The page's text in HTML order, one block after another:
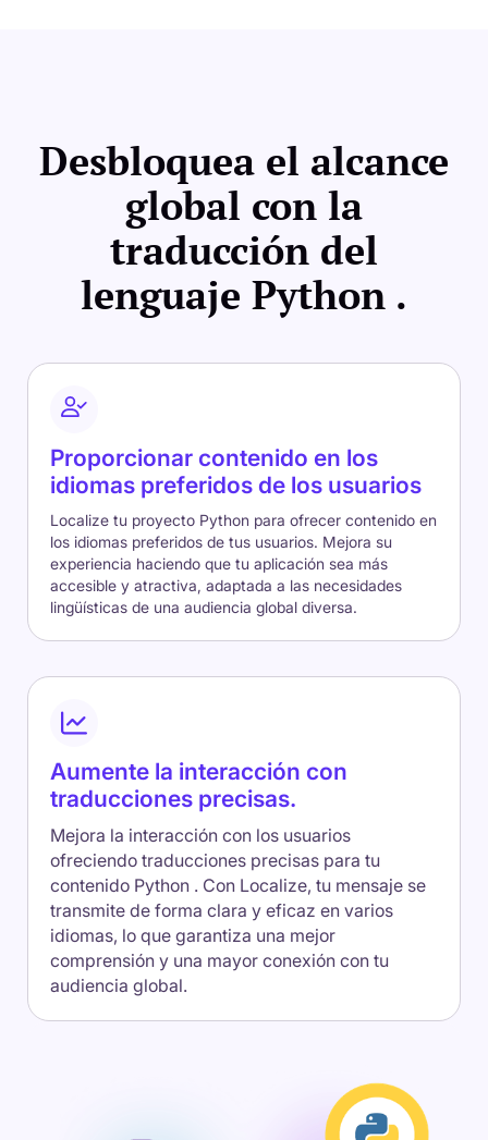
Desbloquea el alcance
global con la
traducción del
lenguaje Python .
Proporcionar contenido en los
idiomas preferidos de los usuarios
Localize tu proyecto Python para ofrecer contenido en
los idiomas preferidos de tus usuarios. Mejora su
experiencia haciendo que tu aplicación sea más
accesible y atractiva, adaptada a las necesidades
lingüísticas de una audiencia global diversa.
Aumente la interacción con
traducciones precisas.
Mejora la interacción con los usuarios
ofreciendo traducciones precisas para tu
contenido Python . Con Localize, tu mensaje se
transmite de forma clara y eficaz en varios
idiomas, lo que garantiza una mejor
comprensión y una mayor conexión con tu
audiencia global.